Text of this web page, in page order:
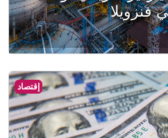
فنزويلا
إقتصاد